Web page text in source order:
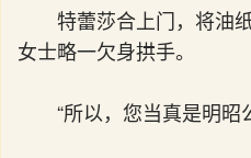
特蕾莎合上门，将油
女士略一欠身拱手。
“所以，您当真是明昭